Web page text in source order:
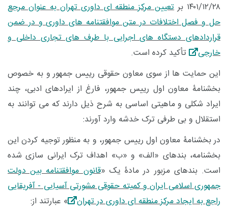
۱۴۰۱/۱۲/۲۸ بر
تعیین مرکز منطقه ای داوری تهران به عنوان مرجع
حل و فصل اختلافات در متن موافقتنامه های داوری و در ضمن
قراردادهای دستگاه های اجرایی با طرف های تجاری داخلی و
خارجی
تأکید کرده است.
این حمایت ها از سوی معاون حقوقی رییس جمهور و به خصوص
بخشنامۀ معاون اول رییس جمهور، فارغ از ایرادهای ادبی، چند
ایراد شکلی و ماهیتی اساسی به شرح ذیل دارند که می توانند به
استقلال و بی طرفی ترک خدشه وارد آورند:
در بخشنامۀ معاون اول رییس جمهور، و به منظور توجیه کردن این
بخشنامه، بندهای «الف» و «ب» اهداف ترک ایرانی سازی شده
است. بندهای مزبور در مادۀ یک «قانون موافقتنامه بین دولت
جمهوری اسلامی ایران و کمیته حقوقی مشورتی آسیایی - آفریقایی
راجع به ایجاد مرکز منطقه ای داوری در تهران
» عبارتند از: